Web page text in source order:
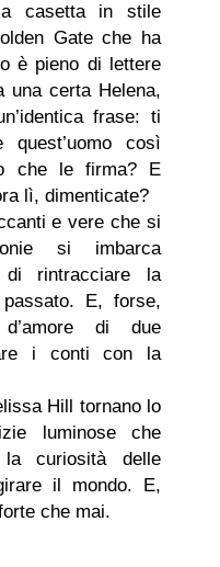
casetta in stile
Gate che ha
è pieno di lettere
una certa Helena,
frase: ti
così
che le firma? E
lì, dimenticate?
e vere che si
si imbarca
di rintracciare la
E, forse,
di due
i conti con la
Hill tornano lo
luminose che
curiosità delle
il mondo. E,
che mai.